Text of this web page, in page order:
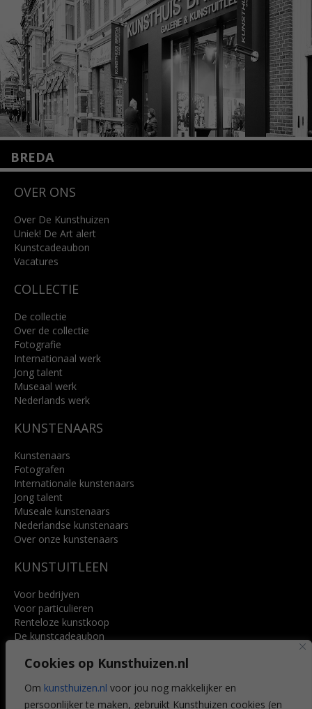
Cookies op Kunsthuizen.nl
Om kunsthuizen.nl voor jou nog makkelijker en
persoonlijker te maken, gebruikt Kunsthuizen cookies (en
Lees meer
BREDA
4818 SB Breda
info@kunsthuisbreda.nl
Lees meer
OVER ONS
Over De Kunsthuizen
Uniek! De Art alert
Kunstcadeaubon
Vacatures
COLLECTIE
De collectie
Over de collectie
Fotografie
Internationaal werk
Jong talent
Museaal werk
Nederlands werk
KUNSTENAARS
Kunstenaars
Fotografen
Internationale kunstenaars
Jong talent
Museale kunstenaars
Nederlandse kunstenaars
Over onze kunstenaars
KUNSTUITLEEN
Voor bedrijven
Voor particulieren
Renteloze kunstkoop
De kunstcadeaubon
Voordelen
Veelgestelde vragen